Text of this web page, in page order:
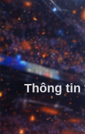
Thông tin